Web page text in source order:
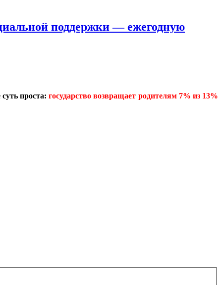
поддержки — ежегодную
суть проста: государство возвращает родителям 7% из 13%